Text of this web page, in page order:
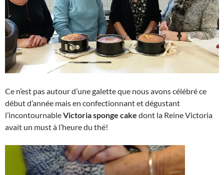
Ce n’est pas autour d’une galette que nous avons célébré ce
début d’année mais en confectionnant et dégustant
l’incontournableVictoria sponge cake dont la Reine Victoria
avait un must à l’heure du thé!